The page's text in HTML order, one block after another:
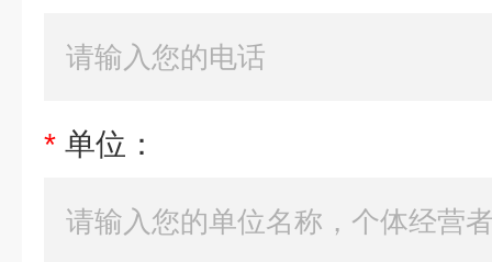
* 单位：